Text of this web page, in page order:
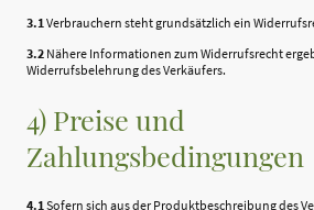
3.1Verbrauchern steht grundsätzlich ein
3.2 Nähere Informationen zum Widerrufsrecht
Widerrufsbelehrung des Verkäufers.
4) Preise und
Zahlungsbedingungen
4.1 Sofern sich aus der Produktbeschreibung des